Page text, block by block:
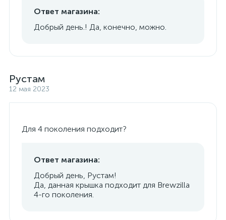
Ответ магазина:
Добрый день.! Да, конечно, можно.
Рустам
12 мая 2023
Для 4 поколения подходит?
Ответ магазина:
Добрый день, Рустам!
Да, данная крышка подходит для Brewzilla
4-го поколения.